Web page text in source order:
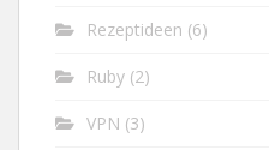
Rezeptideen (6)
Ruby (2)
VPN (3)